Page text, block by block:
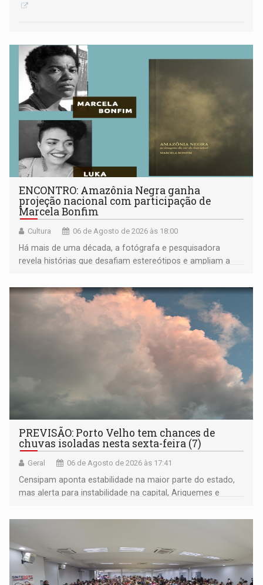
ENCONTRO: Amazônia Negra ganha
projeção nacional com participação de
Marcela Bonfim
Cultura 06 de Agosto de 2026 às 18:00
Há mais de uma década, a fotógrafa e pesquisadora
revela histórias que desafiam estereótipos e ampliam a
negras
PREVISÃO: Porto Velho tem chances de
chuvas isoladas nesta sexta-feira (7)
Geral 06 de Agosto de 2026 às 17:41
Censipam aponta estabilidade na maior parte do estado,
mas alerta para instabilidade na capital, Ariquemes e